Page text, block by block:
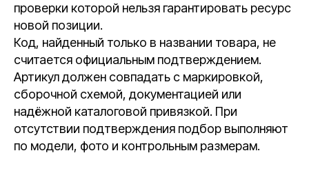
проверки которой нельзя гарантировать ресурс
новой позиции.
Код, найденный только в названии товара, не
считается официальным подтверждением.
Артикул должен совпадать с маркировкой,
сборочной схемой, документацией или
надёжной каталоговой привязкой. При
отсутствии подтверждения подбор выполняют
по модели, фото и контрольным размерам.